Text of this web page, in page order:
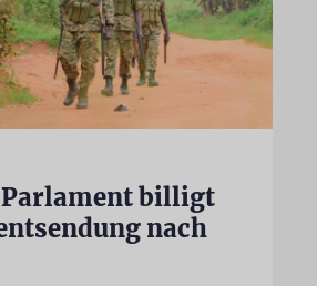
Parlament billigt
nach